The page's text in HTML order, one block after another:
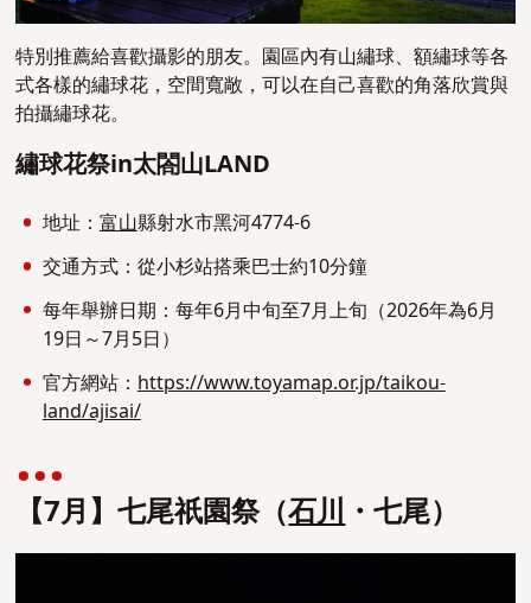
特別推薦給喜歡攝影的朋友。園區內有山繡球、額繡球等各
式各樣的繡球花，空間寬敞，可以在自己喜歡的角落欣賞與
拍攝繡球花。
繡球花祭in太閤山LAND
地址：富山縣射水市黑河4774-6
交通方式：從小杉站搭乘巴士約10分鐘
每年舉辦日期：每年6月中旬至7月上旬（2026年為6月
19日～7月5日）
官方網站： https://www.toyamap.or.jp/taikou-
land/ajisai/
【7月】七尾祇園祭（石川・七尾）